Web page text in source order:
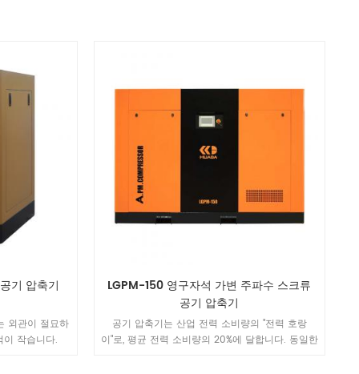
기 압축기
외관이 절묘하
작습니다.
LGPM-150 영구자석 가변 주파수 스크류
공기 압축기
공기 압축기는 산업 전력 소비량의 "전력 호랑
이"로, 평균 전력 소비량의 20%에 달합니다. 동일한